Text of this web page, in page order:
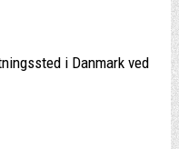
i Danmark ved